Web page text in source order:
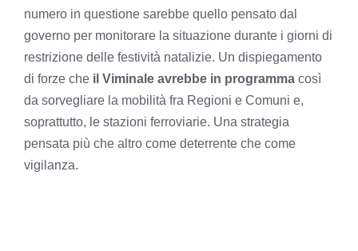
numero in questione sarebbe quello pensato dal
governo per monitorare la situazione durante i giorni di
restrizione delle festività natalizie. Un dispiegamento
di forze che il Viminale avrebbe in programma così
da sorvegliare la mobilità fra Regioni e Comuni e,
soprattutto, le stazioni ferroviarie. Una strategia
pensata più che altro come deterrente che come
vigilanza.